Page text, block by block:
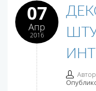
07
Апр
2016
Автор